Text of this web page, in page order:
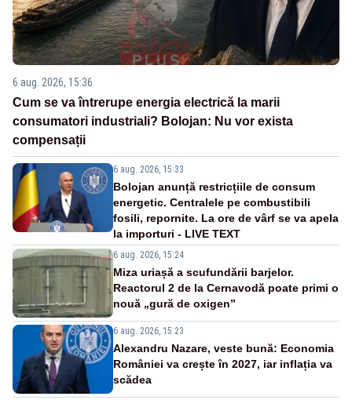
6 aug. 2026, 15:36
Cum se va întrerupe energia electrică la marii
consumatori industriali? Bolojan: Nu vor exista
compensații
6 aug. 2026, 15:33
Bolojan anunță restricțiile de consum
energetic. Centralele pe combustibili
fosili, repornite. La ore de vârf se va apela
la importuri - LIVE TEXT
6 aug. 2026, 15:24
Miza uriașă a scufundării barjelor.
Reactorul 2 de la Cernavodă poate primi o
nouă „gură de oxigen”
6 aug. 2026, 15:23
Alexandru Nazare, veste bună: Economia
României va crește în 2027, iar inflația va
scădea